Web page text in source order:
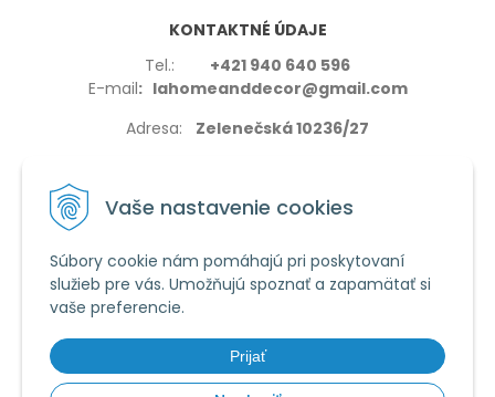
Vaše nastavenie cookies
Súbory cookie nám pomáhajú pri poskytovaní
služieb pre vás. Umožňujú spoznať a zapamätať si
vaše preferencie.
Prijať
KONTAKTNÉ ÚDAJE
Tel.: +421 940 640 596
E-mail: lahomeanddecor@gmail.com
Adresa: Zelenečská 10236/27
VŠETKO O NÁKUPE
Používanie cookies
Obchodné podmienky